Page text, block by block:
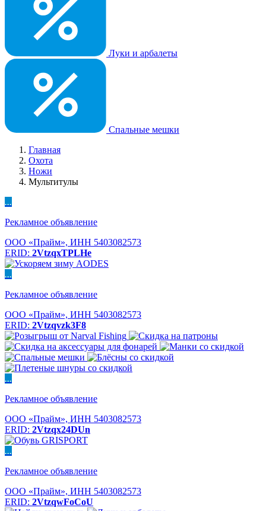
Луки и арбалеты
Спальные мешки
Главная
Охота
Ножи
Мультитулы
...
Рекламное объявление
ООО «Прайм», ИНН 5403082573
ERID: 2VtzqxTPLHe
...
Рекламное объявление
ООО «Прайм», ИНН 5403082573
ERID: 2Vtzqvzk3F8
...
Рекламное объявление
ООО «Прайм», ИНН 5403082573
ERID: 2Vtzqx24DUn
...
Рекламное объявление
ООО «Прайм», ИНН 5403082573
ERID: 2VtzqwFoCoU